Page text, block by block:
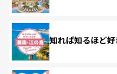
知れば知るほど